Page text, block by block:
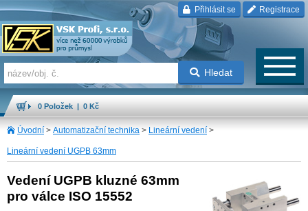
Přihlásit se Registrace
Hledat
0 Položek | 0 Kč
Úvodní > Automatizační technika > Lineární vedení >
Lineární vedení UGPB 63mm
Vedení UGPB kluzné 63mm
pro válce ISO 15552